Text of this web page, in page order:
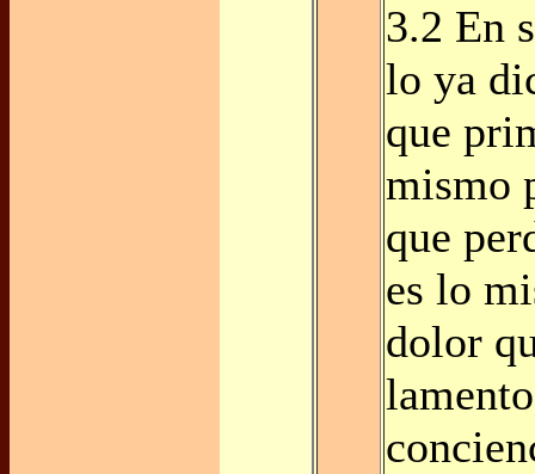
3.2 En
lo ya
que
mismo
que
es lo
dolor